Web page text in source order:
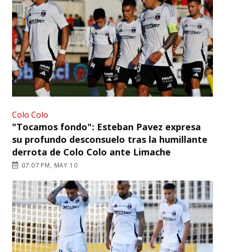
Colo Colo
"Tocamos fondo": Esteban Pavez expresa
su profundo desconsuelo tras la humillante
derrota de Colo Colo ante Limache
07:07 PM, MAY 10